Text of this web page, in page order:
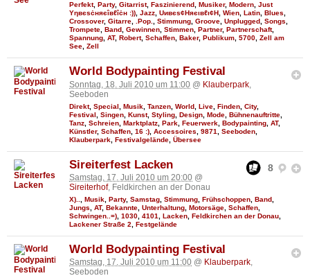
Perfekt, Party, Gitarrist, Faszinierend, Musiker, Modern, Just
Υηвєѕċняєîвℓîċн :)), Jazz, Uивєs¢Няєιвℓι¢Н, Wien, Latin, Blues,
Crossover, Gitarre, .Pop., Stimmung, Groove, Unplugged, Songs,
Trompete, Band, Gewinnen, Stimmen, Partner, Partnerschaft,
Spannung, AT, Robert, Schaffen, Baker, Publikum, 5700, Zell am
See, Zell
World Bodypainting Festival
Sonntag, 18. Juli 2010 um 11:00 @ Klauberpark
Seeboden
Direkt, Special Musik Tanzen World Live Finden City,
Festival
Singen Kunst, Styling Design Mode Bühnenauftritte
Tanz Schreien Marktplatz Park Feuerwerk Bodypainting AT,
Künstler, Schaffen 16 :) Accessoires 9871 Seeboden
Klauberpark Festivalgelände Übersee
8
Sireiterfest Lacken
Samstag, 17. Juli 2010 um 20:00 @
Sireiterhof, Feldkirchen an der Donau
X).. Musik Party, Samstag Stimmung Frühschoppen Band
Jungs
AT, Bekannte Unterhaltung Motorsäge Schaffen
Schwingen..=) 1030 4101 Lacken Feldkirchen an der Donau
Lackener Straße 2
Festgelände
World Bodypainting Festival
Samstag, 17. Juli 2010 um 11:00 @ Klauberpark,
Seeboden